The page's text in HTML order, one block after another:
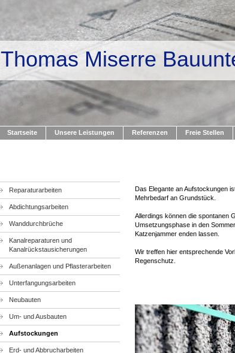
Thomas Miserre
Startseite Unsere Leistungen Referenzen Freie Stellen
Reparaturarbeiten
Abdichtungsarbeiten
Wanddurchbrüche
Kanalreparaturen und
Kanalrückstausicherungen
Außenanlagen und Pflasterarbeiten
Unterfangungsarbeiten
Neubauten
Um- und Ausbauten
Aufstockungen
Erd- und Abbrucharbeiten
Das Elegante an Aufstockungen
Mehrbedarf an Grundstück.
Allerdings können die spontanen
Umsetzungsphase in den
Katzenjammer enden lassen.
Wir treffen hier entsprechende
Regenschutz.